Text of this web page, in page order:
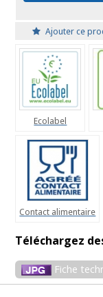
Ajouter ce
Ecolabel
Contact alimentaire
Téléchargez
Fiche